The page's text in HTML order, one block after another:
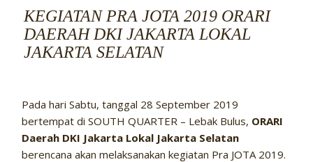
KEGIATAN PRA JOTA 2019 ORARI
DAERAH DKI JAKARTA LOKAL
JAKARTA SELATAN
Pada hari Sabtu, tanggal 28 September 2019
bertempat di SOUTH QUARTER – Lebak Bulus, ORARI
Daerah DKI Jakarta Lokal Jakarta Selatan
berencana akan melaksanakan kegiatan Pra JOTA 2019.